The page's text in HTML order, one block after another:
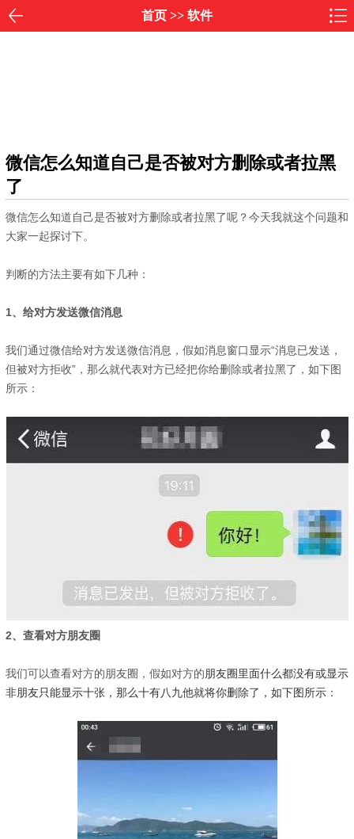
首页>> 软件
微信怎么知道自己是否被对方删除或者拉黑
了
微信怎么知道自己是否被对方删除或者拉黑了呢？今天我就这个问题和
大家一起探讨下。
判断的方法主要有如下几种：
1、给对方发送微信消息
我们通过微信给对方发送微信消息，假如消息窗口显示“消息已发送，
但被对方拒收”，那么就代表对方已经把你给删除或者拉黑了，如下图
所示：
2、查看对方朋友圈
我们可以查看对方的朋友圈，假如对方的朋友圈里面什么都没有或显示
非朋友只能显示十张，那么十有八九他就将你删除了，如下图所示：